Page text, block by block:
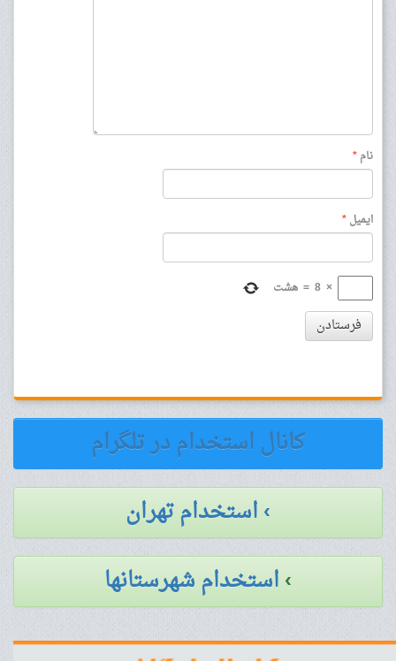
نام*
ایمیل*
×
8
= هشت
فرستادن
کانال استخدام در تلگرام
› استخدام تهران
›استخدام شهرستانها